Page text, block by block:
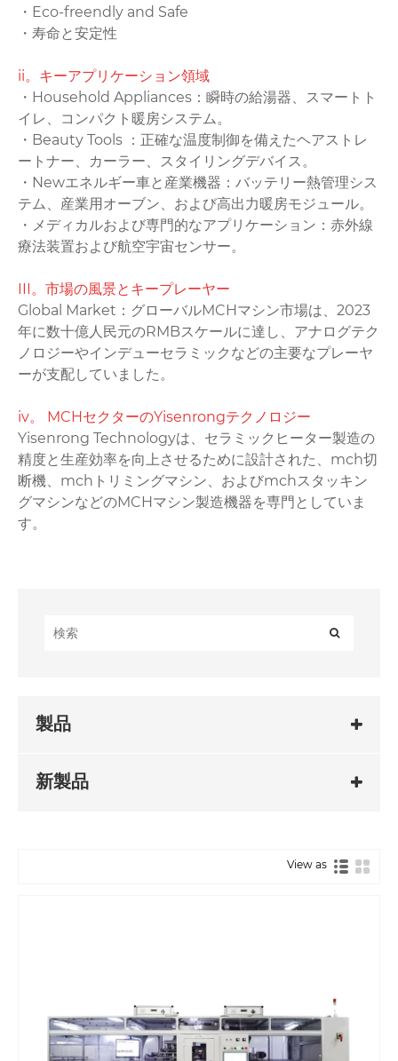
・Eco-freendly and Safe ‌
・寿命と安定性
‌ii。キーアプリケーション領域‌
・Household Appliances：瞬時の給湯器、スマートト
イレ、コンパクト暖房システム。
・Beauty Tools ‌：正確な温度制御を備えたヘアストレ
ートナー、カーラー、スタイリングデバイス。
・‌Newエネルギー車と産業機器：バッテリー熱管理シス
テム、産業用オーブン、および高出力暖房モジュール。
・メディカルおよび専門的なアプリケーション：赤外線
療法装置および航空宇宙センサー。
‌III。市場の風景とキープレーヤー‌
Global Market‌：グローバルMCHマシン市場は、2023
年に数十億人民元のRMBスケールに達し、アナログテク
ノロジーやインデューセラミックなどの主要なプレーヤ
ーが支配していました。
‌iv。 MCHセクターのYisenrongテクノロジー
Yisenrong Technologyは、セラミックヒーター製造の
精度と生産効率を向上させるために設計された、‌mch切
断機、‌mchトリミングマシン、および‌mchスタッキン
グマシンなどのMCHマシン製造機器を専門としていま
す。
製品
新製品
View as